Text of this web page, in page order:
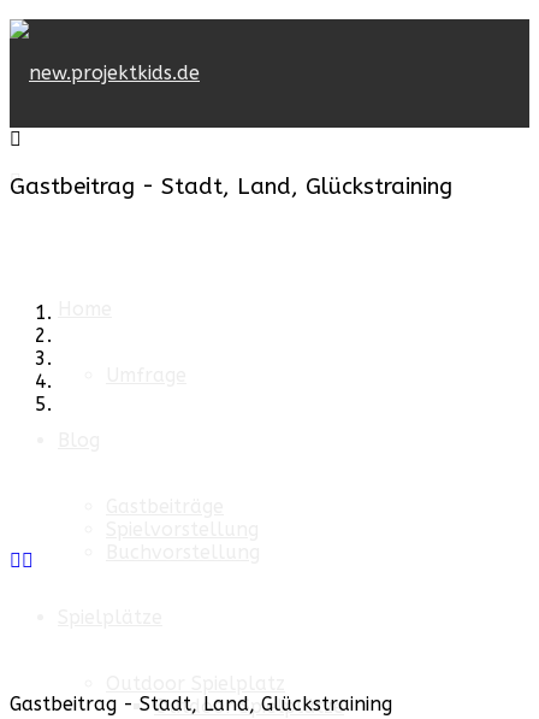
Outdoor Spielplätze
Gastbeitrag - Stadt, Land, Glückstraining
Gastbeitrag - Stadt, Land, Glückstraining